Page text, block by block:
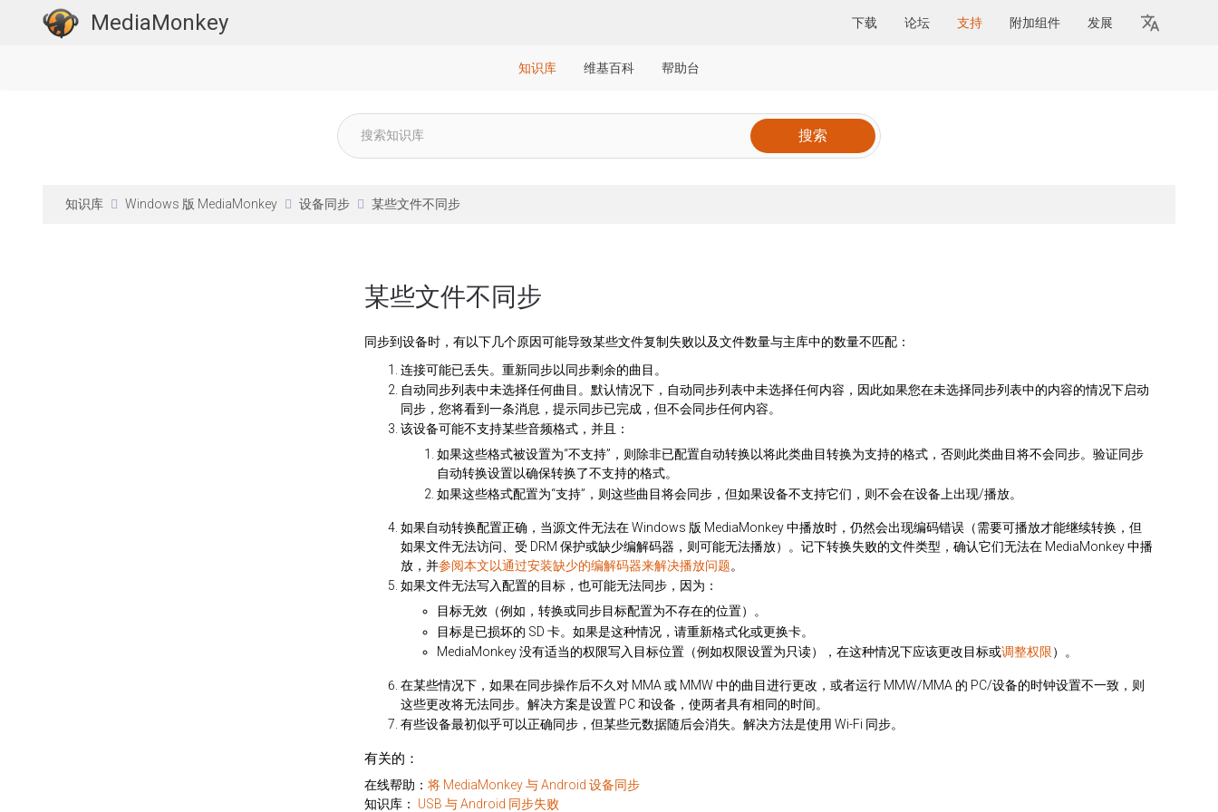
MediaMonkey 下载 论坛 支持 附加组件 发展
知识库 维基百科 帮助台
知识库 Windows 版 MediaMonkey 设备同步 某些文件不同步
某些文件不同步
同步到设备时，有以下几个原因可能导致某些文件复制失败以及文件数量与主库中的数量不匹配：
连接可能已丢失。重新同步以同步剩余的曲目。
自动同步列表中未选择任何曲目。默认情况下，自动同步列表中未选择任何内容，因此如果您在未选择同步列表中的内容的情况下启动
同步，您将看到一条消息，提示同步已完成，但不会同步任何内容。
该设备可能不支持某些音频格式，并且：
如果这些格式被设置为“不支持”，则除非已配置自动转换以将此类曲目转换为支持的格式，否则此类曲目将不会同步。验证同步
自动转换设置以确保转换了不支持的格式。
如果这些格式配置为“支持”，则这些曲目将会同步，但如果设备不支持它们，则不会在设备上出现/播放。
如果自动转换配置正确，当源文件无法在 Windows 版 MediaMonkey 中播放时，仍然会出现编码错误（需要可播放才能继续转换，但
如果文件无法访问、受 DRM 保护或缺少编解码器，则可能无法播放）。记下转换失败的文件类型，确认它们无法在 MediaMonkey 中播
放，并参阅本文以通过安装缺少的编解码器来解决播放问题。
如果文件无法写入配置的目标，也可能无法同步，因为：
目标无效（例如，转换或同步目标配置为不存在的位置）。
目标是已损坏的 SD 卡。如果是这种情况，请重新格式化或更换卡。
MediaMonkey 没有适当的权限写入目标位置（例如权限设置为只读），在这种情况下应该更改目标或调整权限）。
在某些情况下，如果在同步操作后不久对 MMA 或 MMW 中的曲目进行更改，或者运行 MMW/MMA 的 PC/设备的时钟设置不一致，则
这些更改将无法同步。解决方案是设置 PC 和设备，使两者具有相同的时间。
有些设备最初似乎可以正确同步，但某些元数据随后会消失。解决方法是使用 Wi-Fi 同步。
有关的：
在线帮助： 将 MediaMonkey 与 Android 设备同步
知识库： USB 与 Android 同步失败